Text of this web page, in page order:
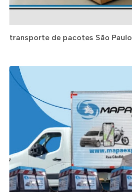
transporte de pacotes São Paulo